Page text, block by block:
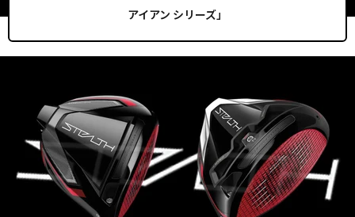
アイアン シリーズ」